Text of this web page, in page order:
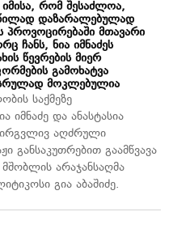
იმისა, რომ შესაძლოა,
დაზარალებულად
მთავარი
ჩანს, ნია იმნაძეს
წევრების მიერ
გამოხატვა
მოკლებულია
საქმეზე
იმნაძე და ანასტასია
ირგვლივ აღძრული
განსაკუთრებით გაამწვავა
არაჯანსაღმა
გია აბაშიძე.